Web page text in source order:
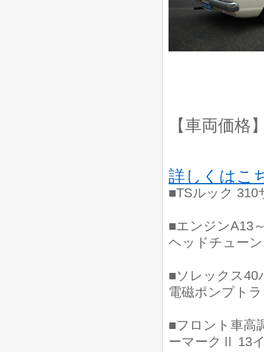
【車両価格
詳しくはこ
■TSルック
■エンジンA13
ヘッドチューン
■ソレックス40
電磁ポンプト
■フロント車高
ーマークⅡ 13